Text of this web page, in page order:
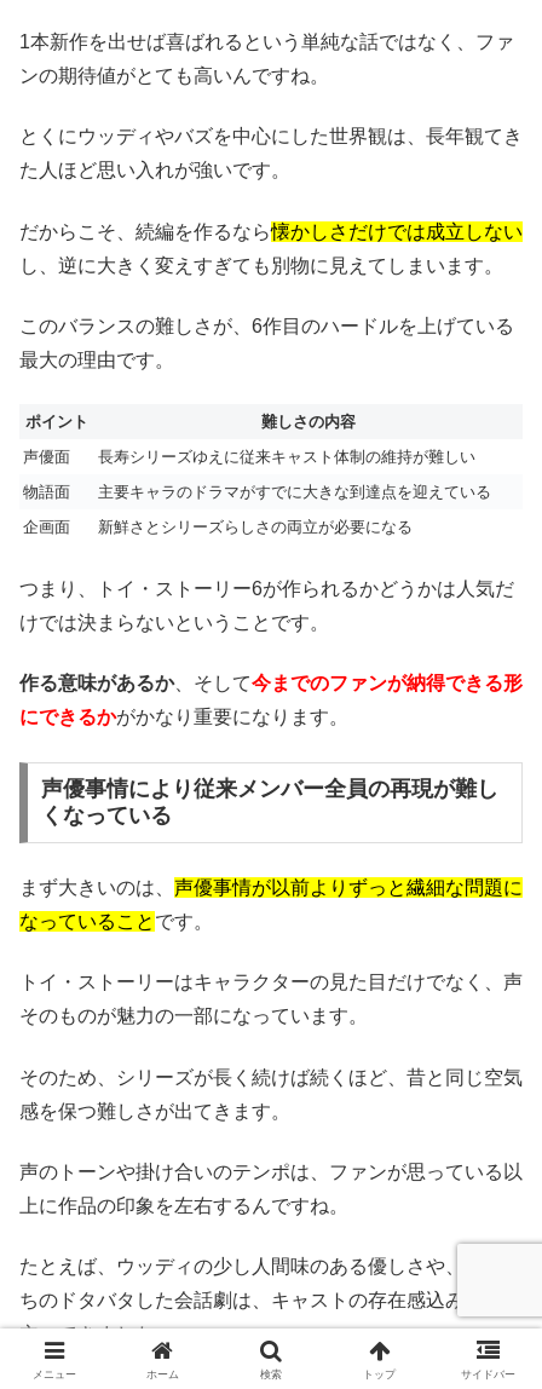
1本新作を出せば喜ばれるという単純な話ではなく、ファ
ンの期待値がとても高いんですね。
とくにウッディやバズを中心にした世界観は、長年観てき
た人ほど思い入れが強いです。
だからこそ、続編を作るなら懐かしさだけでは成立しない
し、逆に大きく変えすぎても別物に見えてしまいます。
このバランスの難しさが、6作目のハードルを上げている
最大の理由です。
ポイント
難しさの内容
声優面
長寿シリーズゆえに従来キャスト体制の維持が難しい
物語面
主要キャラのドラマがすでに大きな到達点を迎えている
企画面
新鮮さとシリーズらしさの両立が必要になる
つまり、トイ・ストーリー6が作られるかどうかは人気だ
けでは決まらないということです。
作る意味があるか、そして今までのファンが納得できる形
にできるかがかなり重要になります。
声優事情により従来メンバー全員の再現が難し
くなっている
まず大きいのは、 声優事情が以前よりずっと繊細な問題に
なっていること です。
トイ・ストーリーはキャラクターの見た目だけでなく、声
そのものが魅力の一部になっています。
そのため、シリーズが長く続けば続くほど、昔と同じ空気
感を保つ難しさが出てきます。
声のトーンや掛け合いのテンポは、ファンが思っている以
上に作品の印象を左右するんですね。
たとえば、ウッディの少し人間味のある優しさや、仲間た
ちのドタバタした会話劇は、キャストの存在感込みで成り
立ってきました。
メニュー ホーム 検索 トップ サイドバー